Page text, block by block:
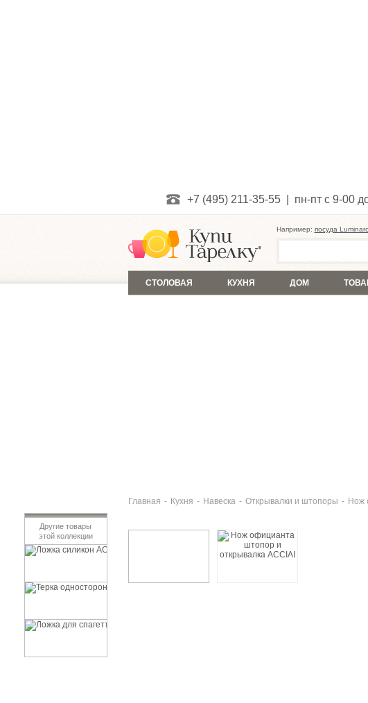
+7 (495) 211-35-55 | пн-пт с 9-00
Например: посуда Luminarc
СТОЛОВАЯ КУХНЯ ДОМ
Главная - Кухня - Навеска - Открывалки и штопоры - Нож
Другие товары
этой коллекции